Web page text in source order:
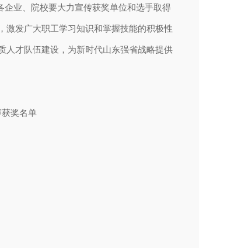
业、院校要大力宣传获奖单位和选手取得
激发广大职工学习知识和掌握技能的积极性
人才队伍建设，为新时代山东强省战略提供
奖名单